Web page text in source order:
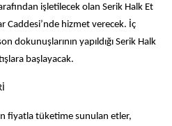
işletilecek olan Serik Halk Et
Caddesi’nde hizmet verecek. İç
dokunuşlarının yapıldığı Serik Halk
başlayacak.
fiyatla tüketime sunulan etler,